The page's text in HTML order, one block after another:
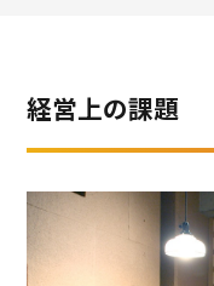
経営上の課題